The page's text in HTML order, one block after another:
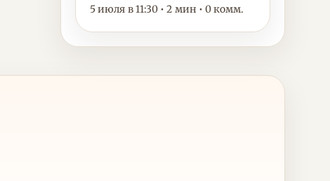
5 июля в 11:30 • 2 мин • 0 комм.